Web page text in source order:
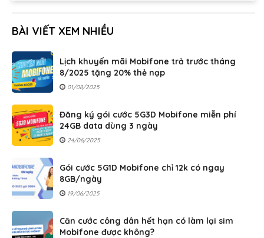
BÀI VIẾT XEM NHIỀU
Lịch khuyến mãi Mobifone trả trước tháng
8/2025 tặng 20% thẻ nạp
01/08/2025
Đăng ký gói cước 5G3D Mobifone miễn phí
24GB data dùng 3 ngày
24/06/2025
Gói cước 5G1D Mobifone chỉ 12k có ngay
8GB/ngày
19/06/2025
Căn cước công dân hết hạn có làm lại sim
Mobifone được không?